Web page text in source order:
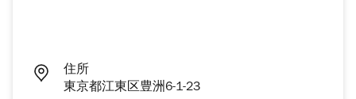
住所
東京都江東区豊洲6-1-23